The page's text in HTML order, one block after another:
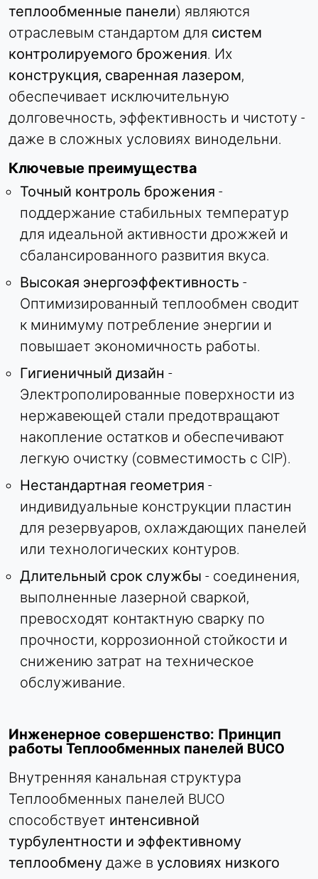
теплообменные панели) являются
отраслевым стандартом для систем
контролируемого брожения. Их
конструкция, сваренная лазером,
обеспечивает исключительную
долговечность, эффективность и чистоту -
даже в сложных условиях винодельни.
Ключевые преимущества
Точный контроль брожения -
поддержание стабильных температур
для идеальной активности дрожжей и
сбалансированного развития вкуса.
Высокая энергоэффективность -
Оптимизированный теплообмен сводит
к минимуму потребление энергии и
повышает экономичность работы.
Гигиеничный дизайн -
Электрополированные поверхности из
нержавеющей стали предотвращают
накопление остатков и обеспечивают
легкую очистку (совместимость с CIP).
Нестандартная геометрия -
индивидуальные конструкции пластин
для резервуаров, охлаждающих панелей
или технологических контуров.
Длительный срок службы - соединения,
выполненные лазерной сваркой,
превосходят контактную сварку по
прочности, коррозионной стойкости и
снижению затрат на техническое
обслуживание.
Инженерное совершенство: Принцип
работы Теплообменных панелей BUCO
Внутренняя канальная структура
Теплообменных панелей BUCO
способствует интенсивной
турбулентности и эффективному
теплообмену даже в условиях низкого
Purpose:
Cookie duration:
Name:
_li_ses.#.expires, _li_ses.#.expires,
snowplowOutQueue_#_post2.expires
Provider:
Leadinfo B.V.
Purpose:
Идентификация компании (B2B)
Cookie duration:
Постоянный
Name:
hjSession#, hjSessionUser#,
_hjAbsoluteSessionInProgress
Hotjar Ltd.
Purpose:
Анализ поведения пользователей
Cookie duration:
Сессия - 1 год
ВНЕШНИЕ МЕДИА
Позволяет использовать контент сторонних
разработчиков, например видео. При активации
технические данные могут передаваться
провайдеру.
Name:
vuid, плеер
Provider:
Vimeo, Inc.
Purpose:
Встраивание видеоконтента
Cookie duration: